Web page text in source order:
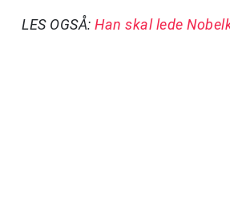
LES OGSÅ: Han skal lede